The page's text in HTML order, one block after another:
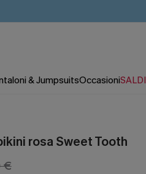
& JumpsuitsOccasioniSALDI
rosa Sweet Tooth
€